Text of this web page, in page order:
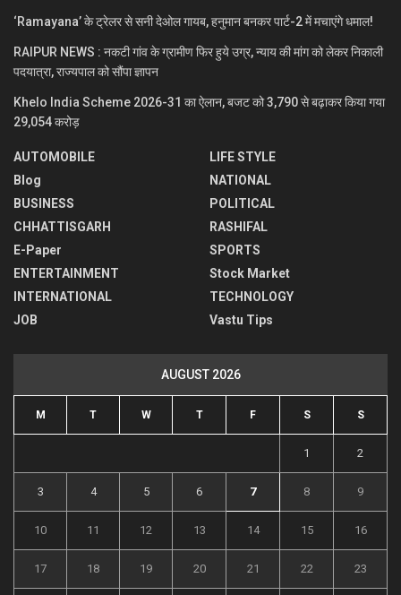
‘Ramayana’ के ट्रेलर से सनी देओल गायब, हनुमान बनकर पार्ट-2 में मचाएंगे धमाल!
RAIPUR NEWS : नकटी गांव के ग्रामीण फिर हुये उग्र, न्याय की मांग को लेकर निकाली
पदयात्रा, राज्यपाल को सौंपा ज्ञापन
Khelo India Scheme 2026-31 का ऐलान, बजट को 3,790 से बढ़ाकर किया गया
29,054 करोड़
AUTOMOBILE
Blog
BUSINESS
CHHATTISGARH
E-Paper
ENTERTAINMENT
INTERNATIONAL
JOB
LIFE STYLE
NATIONAL
POLITICAL
RASHIFAL
SPORTS
Stock Market
TECHNOLOGY
Vastu Tips
AUGUST 2026
M T W T F S S
1 2
3 4 5 6 7 8 9
10 11 12 13 14 15 16
17 18 19 20 21 22 23